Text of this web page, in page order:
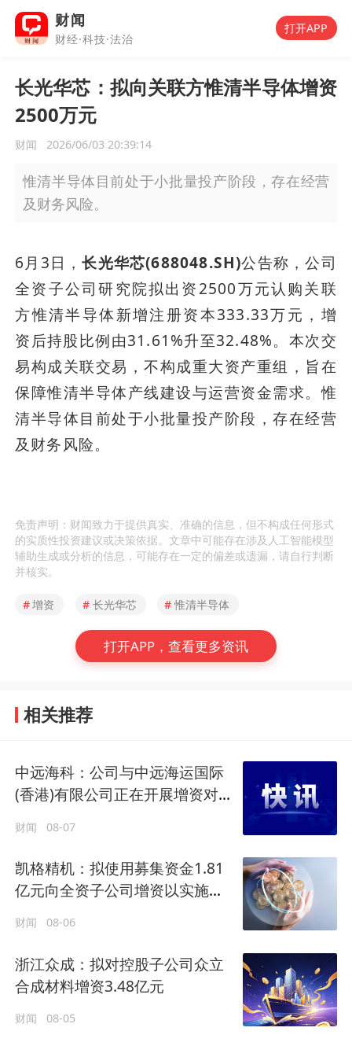
财闻
财经·科技·法治
打开APP
长光华芯：拟向关联方惟清半导体增资
2500万元
财闻 2026/06/03 20:39:14
惟清半导体目前处于小批量投产阶段，存在经营
及财务风险。
6月3日，长光华芯(688048.SH)公告称，公司
全资子公司研究院拟出资2500万元认购关联
方惟清半导体新增注册资本333.33万元，增
资后持股比例由31.61%升至32.48%。本次交
易构成关联交易，不构成重大资产重组，旨在
保障惟清半导体产线建设与运营资金需求。惟
清半导体目前处于小批量投产阶段，存在经营
及财务风险。
免责声明：财闻致力于提供真实、准确的信息，但不构成任何形式
的实质性投资建议或决策依据。文章中可能存在涉及人工智能模型
辅助生成或分析的信息，可能存在一定的偏差或遗漏，请自行判断
并核实。
#增资 # 长光华芯 # 惟清半导体
打开APP，查看更多资讯
相关推荐
中远海科：公司与中远海运国际
(香港)有限公司正在开展增资对价
财闻 08-07
凯格精机：拟使用募集资金1.81
亿元向全资子公司增资以实施募
财闻 08-06
浙江众成：拟对控股子公司众立
合成材料增资3.48亿元
财闻 08-05